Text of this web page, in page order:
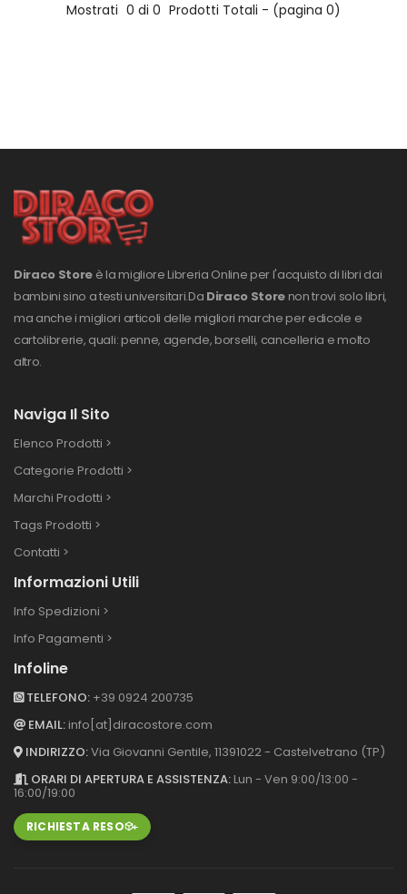
Mostrati 0 di 0 Prodotti Totali - (pagina 0)
Diraco Store è la migliore Libreria Online per l'acquisto di libri dai
bambini sino a testi universitari.Da Diraco Store non trovi solo libri,
ma anche i migliori articoli delle migliori marche per edicole e
cartolibrerie, quali: penne, agende, borselli, cancelleria e molto
altro.
Naviga Il Sito
Elenco Prodotti >
Categorie Prodotti >
Marchi Prodotti >
Tags Prodotti >
Contatti >
Informazioni Utili
Info Spedizioni >
Info Pagamenti >
Infoline
TELEFONO: +39 0924 200735
EMAIL: info[at]diracostore.com
INDIRIZZO:Via Giovanni Gentile, 11391022 - Castelvetrano (TP)
ORARI DI APERTURA E ASSISTENZA: Lun - Ven 9:00/13:00 -
16:00/19:00
RICHIESTA RESO